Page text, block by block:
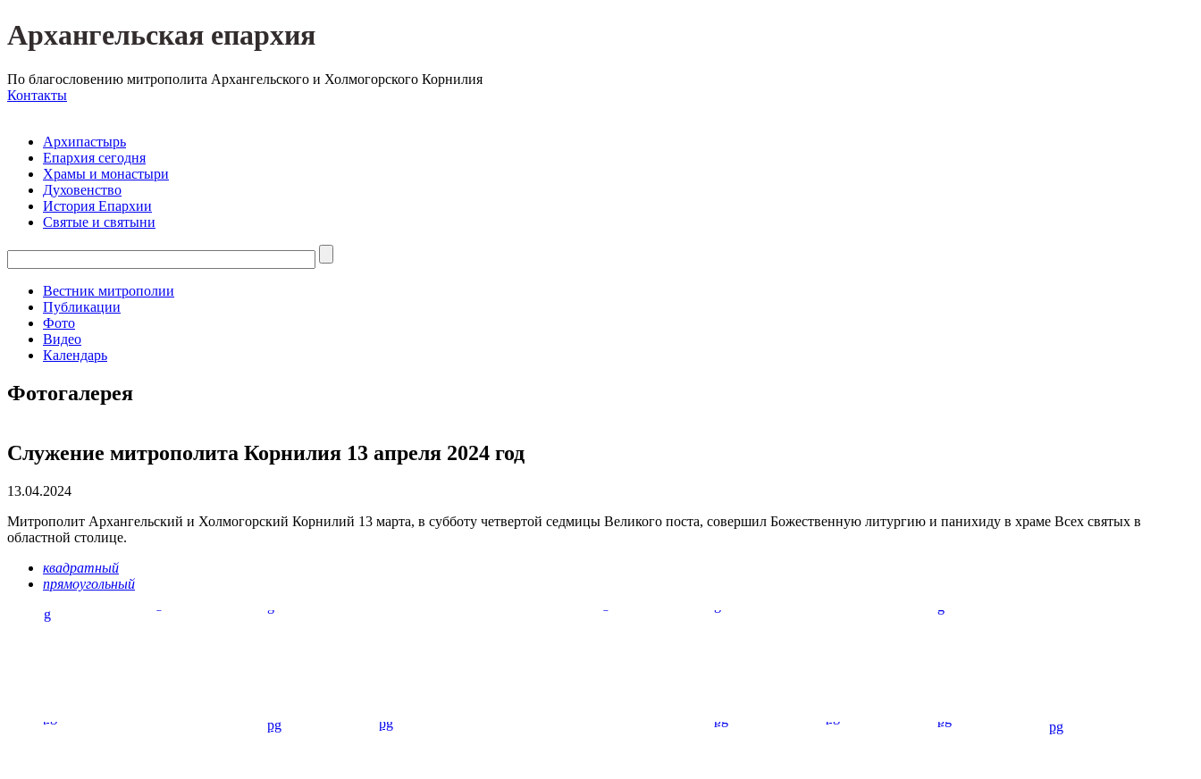
Архангельская епархия
По благословению митрополита Архангельского и Холмогорского Корнилия
Контакты
Архипастырь
Епархия сегодня
Храмы и монастыри
Духовенство
История Епархии
Святые и святыни
Вестник митрополии
Публикации
Фото
Видео
Календарь
Фотогалерея
Служение митрополита Корнилия 13 апреля 2024 год
13.04.2024
Митрополит Архангельский и Холмогорский Корнилий 13 марта, в субботу четвертой седмицы Великого поста, совершил Божественную литургию и панихиду в храме Всех святых в
областной столице.
квадратный
прямоугольный